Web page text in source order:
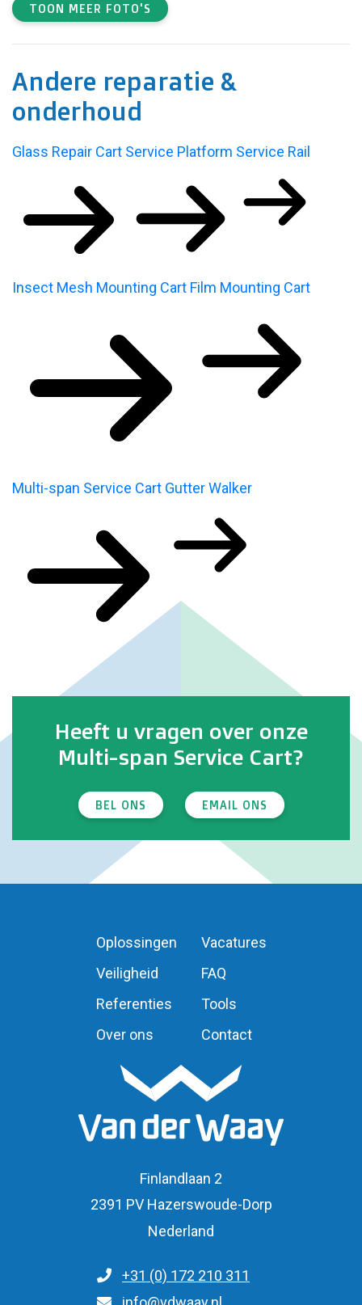
TOON MEER FOTO'S
Andere reparatie &
onderhoud
Glass Repair Cart Service Platform Service Rail
Insect Mesh Mounting Cart Film Mounting Cart
Multi-span Service Cart Gutter Walker
Heeft u vragen over onze
Multi-span Service Cart?
BEL ONS EMAIL ONS
Oplossingen
Veiligheid
Referenties
Over ons
Vacatures
FAQ
Tools
Contact
Finlandlaan 2
2391 PV Hazerswoude-Dorp
Nederland
+31 (0) 172 210 311
Voor algemene vragen